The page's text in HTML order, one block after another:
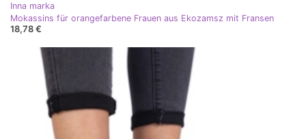
Inna marka
Mokassins für orangefarbene Frauen aus Ekozamsz mit Fransen
18,78 €